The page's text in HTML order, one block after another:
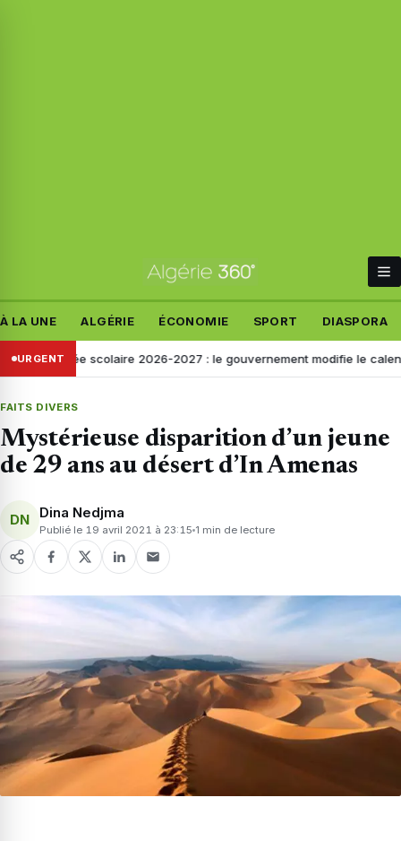
À LA UNE ALGÉRIE ÉCONOMIE SPORT DIASPORA
URGENTscolaire 2026-2027 : le gouvernement modifie le calendrier,
FAITS DIVERS
Mystérieuse disparition d’un jeune
de 29 ans au désert d’In Amenas
DN Dina Nedjma
Publié le 19 avril 2021 à 23:15 1 min de lecture